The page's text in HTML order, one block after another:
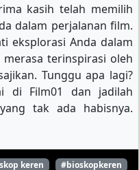
kasih telah memilih
dalam perjalanan film.
eksplorasi Anda dalam
terinspirasi oleh
Tunggu apa lagi?
di Film01 dan jadilah
tak ada habisnya.
keren
#bioskopkeren